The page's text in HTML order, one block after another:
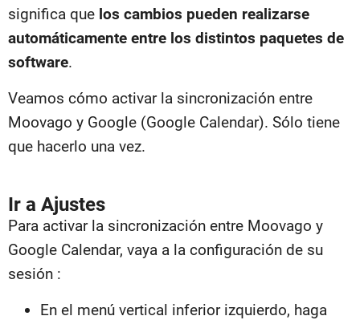
significa que los cambios pueden realizarse
automáticamente entre los distintos paquetes de
software.
Veamos cómo activar la sincronización entre
Moovago y Google (Google Calendar). Sólo tiene
que hacerlo una vez.
Ir a Ajustes
Para activar la sincronización entre Moovago y
Google Calendar, vaya a la configuración de su
sesión :
En el menú vertical inferior izquierdo, haga